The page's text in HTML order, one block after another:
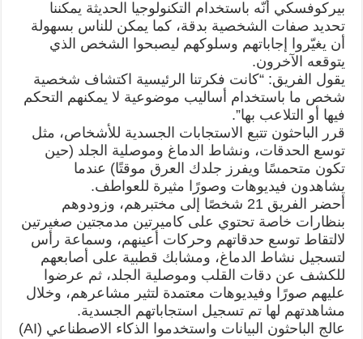
بيركوفسكي أنّه باستخدام التكنولوجيا الحديثة يمكننا
تحديد صفات الشخصية بدقة، كما يمكن للناس بسهولة
أن يغيّروا إجاباتهم وسلوكهم ليصبحوا الشخص الذي
يتوقعه الآخرون.
يقول الفريق: “كانت فكرتنا الرئيسية اكتشاف شخصية
شخص ما باستخدام أساليب موضوعية لا يمكنهم التحكم
فيها أو التلاعب بها”.
قرر الباحثون تتبع الاستجابات الجسدية للأشخاص، مثل
توسع الحدقات، ونشاط الدماغ وموصلية الجلد (حين
تكون متحمسًا ويفرز جلدك العرق موقتًا) عندما
يشاهدون فيديوهات وصورًا مثيرة للعواطف.
أحضر الفريق 21 شخصًا إلى مختبرهم، وزودوهم
بنظارات خاصة تحتوي على كاميرتين مدمجتين صغيرتين
لالتقاط توسع حدقاتهم وحركات أعينهم، وسماعة رأس
لتسجيل نشاط الدماغ، ومشابك قطبية على أصابعهم
للكشف عن دقات القلب وموصلية الجلد، ثم عرضوا
عليهم صورًا وفيديوهات معتمدة لتثير مشاعرهم، وخلال
مشاهدتهم لها تم تسجيل استجاباتهم الجسدية.
عالج الباحثون البيانات واستخدموا الذكاء الاصطناعي (AI)